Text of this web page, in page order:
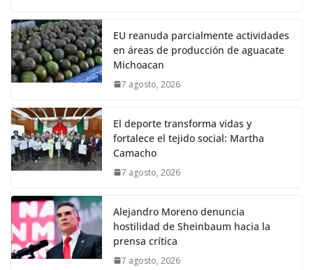
EU reanuda parcialmente actividades
en áreas de producción de aguacate
Michoacan
7 agosto, 2026
El deporte transforma vidas y
fortalece el tejido social: Martha
Camacho
7 agosto, 2026
Alejandro Moreno denuncia
hostilidad de Sheinbaum hacia la
prensa crítica
7 agosto, 2026